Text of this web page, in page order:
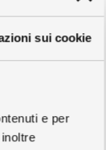
sui cookie
e per
info